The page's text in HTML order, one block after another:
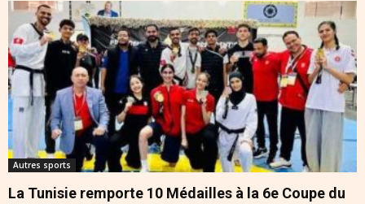
Autres sports
La Tunisie remporte 10 Médailles à la 6e Coupe du